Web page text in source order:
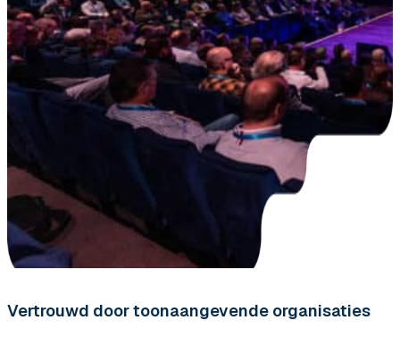
Vertrouwd door toonaangevende organisaties